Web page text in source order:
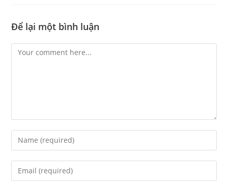
Để lại một bình luận